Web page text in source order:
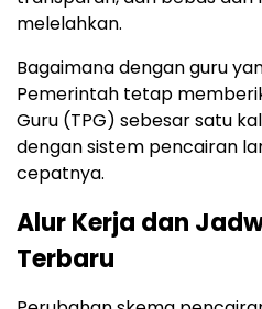
melelahkan.
Bagaimana dengan guru
Pemerintah tetap
Guru (TPG) sebesar satu
dengan sistem pencairan
cepatnya.
Alur Kerja dan
Terbaru